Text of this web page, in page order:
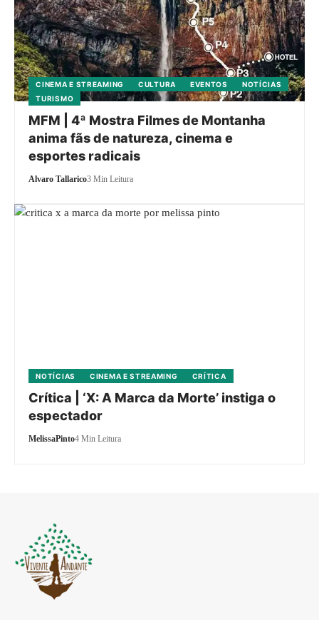
CINEMA E STREAMING CULTURA EVENTOS
NOTÍCIAS
TURISMO
MFM | 4ª Mostra Filmes de Montanha
anima fãs de natureza, cinema e
esportes radicais
Alvaro Tallarico3 Min Leitura
NOTÍCIAS CINEMA E STREAMING CRÍTICA
Crítica | ‘X: A Marca da Morte’ instiga o
espectador
MelissaPinto4 Min Leitura